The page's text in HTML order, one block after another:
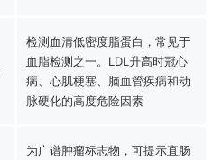
检测血清低密度脂蛋白，常见于
血脂检测之一。LDL升高时冠心
病、心肌梗塞、脑血管疾病和动
脉硬化的高度危险因素
为广谱肿瘤标志物，可提示直肠